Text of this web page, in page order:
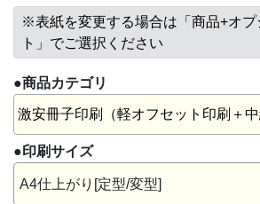
※表紙を変更する場合は 「商品+オ
ト」でご選択ください
●商品カテゴリ
激安冊子印刷（軽オフセット印刷＋中
●印刷サイズ
A4仕上がり[定型/変型]